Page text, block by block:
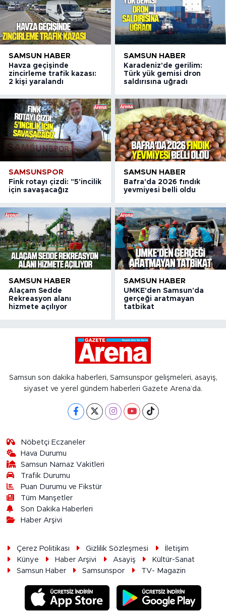
SAMSUN HABER
Havza geçişinde
zincirleme trafik kazası:
2 kişi yaralandı
SAMSUN HABER
Karadeniz'de gerilim:
Türk yük gemisi dron
saldırısına uğradı
SAMSUNSPOR
Fink rotayı çizdi: "5'incilik
için savaşacağız
SAMSUN HABER
Bafra'da 2026 fındık
yevmiyesi belli oldu
SAMSUN HABER
Alaçam Sedde
Rekreasyon alanı
hizmete açılıyor
SAMSUN HABER
UMKE'den Samsun'da
gerçeği aratmayan
tatbikat
Samsun son dakika haberleri, Samsunspor gelişmeleri, asayiş,
siyaset ve yerel gündem haberleri Gazete Arena’da.
Nöbetçi Eczaneler
Hava Durumu
Samsun Namaz Vakitleri
Trafik Durumu
Puan Durumu ve Fikstür
Tüm Manşetler
Son Dakika Haberleri
Haber Arşivi
Çerez Politikası Gizlilik Sözleşmesi
İletişim
Künye
Haber Arşivi Asayiş
Kültür-Sanat
Samsun Haber
Samsunspor TV- Magazin